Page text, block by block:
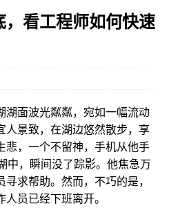
，看工程师如何快速
湖面波光粼粼，宛如一幅流动
人景致，在湖边悠然散步，享
悲，一个不留神，手机从他手
中，瞬间没了踪影。他焦急万
求帮助。然而，不巧的是，
员已经下班离开。